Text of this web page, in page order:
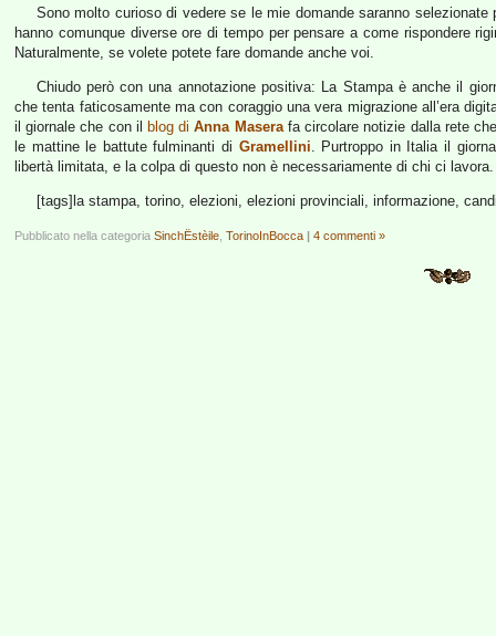
Sono molto curioso di vedere se le mie domande saranno
hanno comunque diverse ore di tempo per pensare a come rispondere
Naturalmente, se volete potete fare domande anche voi.
Chiudo però con una annotazione positiva: La Stampa è anche il
che tenta faticosamente ma con coraggio una vera migrazione all’era
il giornale che con il
blog diAnna Maserafa circolare notizie dalla rete
le mattine le battute fulminanti di Gramellini. Purtroppo in Italia il
libertà limitata, e la colpa di questo non è necessariamente di chi ci lavora.
[tags]la stampa, torino, elezioni, elezioni provinciali, informazione,
Pubblicato nella categoria SinchËstèile TorinoInBocca | 4 commenti »